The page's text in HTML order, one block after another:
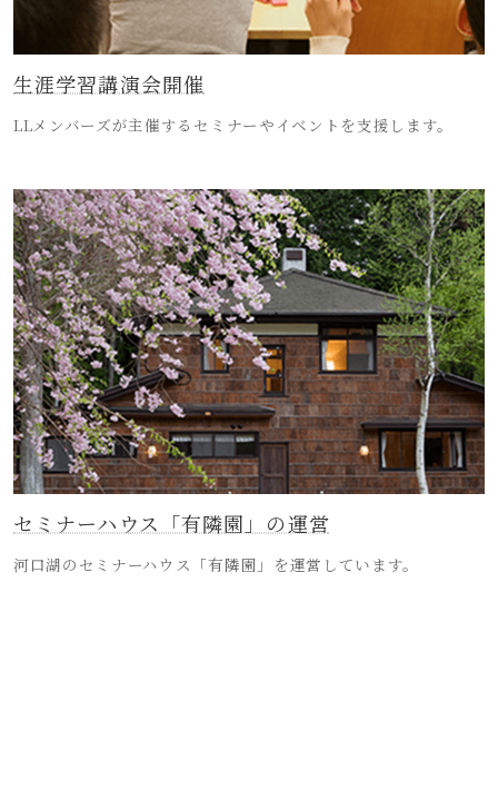
生涯学習講演会開催
LLメンバーズが主催するセミナーやイベントを支援します。
セミナーハウス「有隣園」の運営
河口湖のセミナーハウス「有隣園」を運営しています。